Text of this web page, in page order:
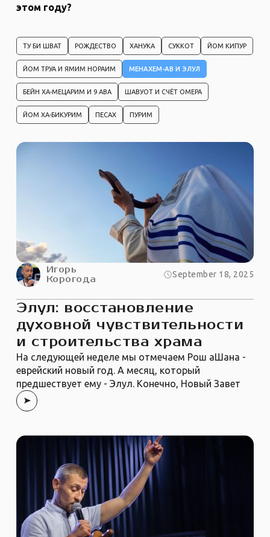
этом году?
ТУ БИ ШВАТ РОЖДЕСТВО ХАНУКА СУККОТ ЙОМ КИПУР
ЙОМ ТРУА И ЯМИМ НОРАИМ МЕНАХЕМ-АВ И ЭЛУЛ
БЕЙН ХА-МЕЦАРИМ И 9 АВА ШАВУОТ И СЧЁТ ОМЕРА
ЙОМ ХА-БИКУРИМ ПЕСАХ ПУРИМ
Игорь
Корогода
September 18, 2025
Элул: восстановление
духовной чувствительности
и строительства храма
На следующей неделе мы отмечаем Рош аШана -
еврейский новый год. А месяц, который
предшествует ему - Элул. Конечно, Новый Завет